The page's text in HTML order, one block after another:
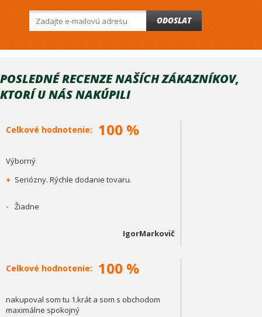
ODOSLAT
POSLEDNÉ RECENZE NAŠÍCH ZÁKAZNÍKOV,
KTORÍ U NÁS NAKÚPILI
Celkové hodnotenie: 100 %
Výborný
+ Seriózny. Rýchle dodanie tovaru.
- Žiadne
IgorMarkovič
Celkové hodnotenie: 100 %
nakupoval som tu 1.krát a som s obchodom
maximálne spokojný